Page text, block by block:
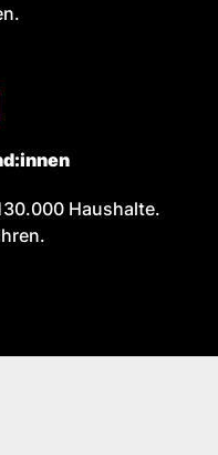
Haushalte.